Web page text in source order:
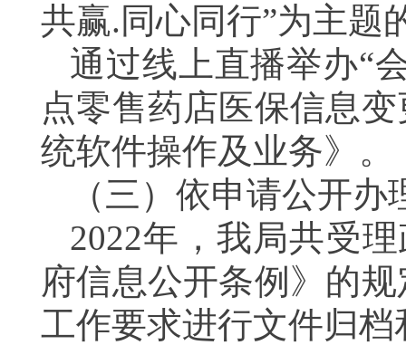
共赢.同心同行”为主题
通过线上直播举办“
点零售药店医保信息
统软件操作及业务》。
（三）依申请公开办
2022年 ，我局共受
府信息公开条例》的
工作要求进行文件归档